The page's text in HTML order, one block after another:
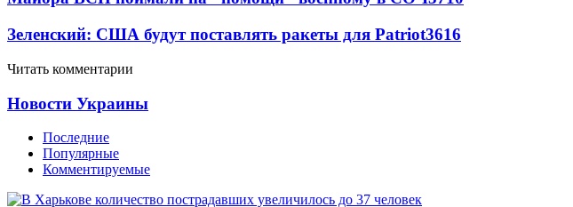
Зеленский: США будут поставлять ракеты для Patriot3616
Читать комментарии
Новости Украины
Последние
Популярные
Комментируемые